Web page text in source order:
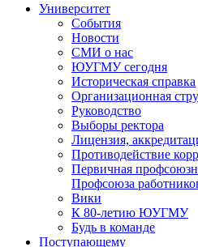
Университет
События
Новости
СМИ о нас
ЮУГМУ сегодня
Историческая справка
Организационная
Руководство
Выборы ректора
Лицензия,
Противодействие
Первичная
Профсоюза
Вики
К 80-летию ЮУГМУ
Будь в команде
Поступающему